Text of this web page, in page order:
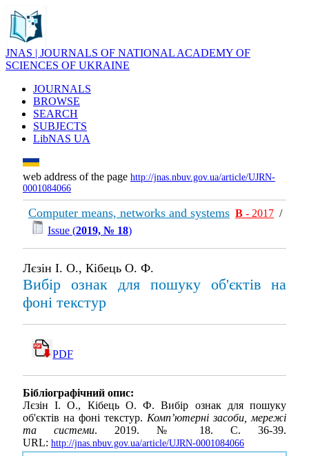
JNAS | JOURNALS OF NATIONAL ACADEMY OF
SCIENCES OF UKRAINE
JOURNALS
BROWSE
SEARCH
SUBJECTS
LibNAS UA
web address of the page http://jnas.nbuv.gov.ua/article/UJRN-
0001084066
Computer means, networks and systems В - 2017 /
Issue (2019, № 18)
Лєзін І. О., Кібець О. Ф.
Вибір ознак для пошуку об'єктів на
фоні текстур
PDF
Бібліографічний опис:
Лєзін І. О., Кібець О. Ф. Вибір ознак для пошуку
об'єктів на фоні текстур. Комп’ютерні засоби, мережі
та системи. 2019. № 18. С. 36-39.
URL: http://jnas.nbuv.gov.ua/article/UJRN-0001084066